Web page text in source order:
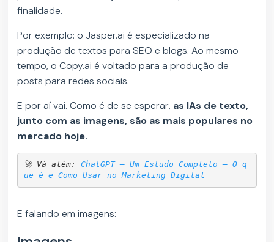
finalidade.
Por exemplo: o Jasper.ai é especializado na
produção de textos para SEO e blogs. Ao mesmo
tempo, o Copy.ai é voltado para a produção de
posts para redes sociais.
E por aí vai. Como é de se esperar, as IAs de texto,
junto com as imagens, são as mais populares no
mercado hoje.
🚀 Vá além: ChatGPT — Um Estudo Completo – O q
ue é e Como Usar no Marketing Digital
E falando em imagens: